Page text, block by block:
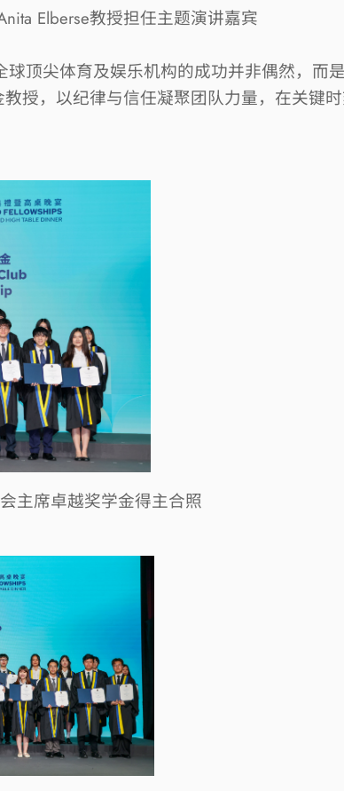
Elberse教授担任主题演讲嘉宾
顶尖体育及娱乐机构的成功并非偶然，而
授，以纪律与信任凝聚团队力量，在关键
主席卓越奖学金得主合照